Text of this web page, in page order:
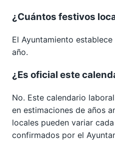
¿Cuántos festivos
El Ayuntamiento
año.
¿Es oficial este
No. Este calendario
en estimaciones de años
locales pueden variar
confirmados por el